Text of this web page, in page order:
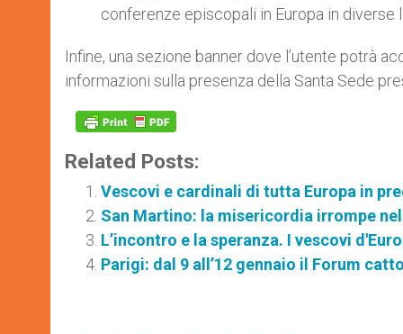
conferenze episcopali in Europa in diverse
Infine, una sezione banner dove l’utente potrà
informazioni sulla presenza della Santa Sede
Related Posts:
Vescovi e cardinali di tutta Europa in
San Martino: la misericordia irrompe
L’incontro e la speranza. I vescovi
Parigi: dal 9 all’12 gennaio il Forum